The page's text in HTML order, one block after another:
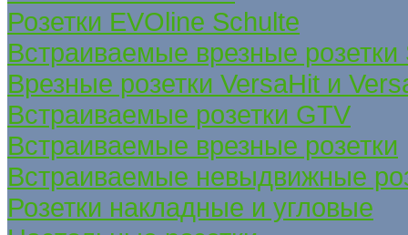
Розетки EVOline Schulte
Встраиваемые врезные розетки
Врезные розетки VersaHit и
Встраиваемые розетки GTV
Встраиваемые врезные розетки
Встраиваемые невыдвижные
Розетки накладные и угловые